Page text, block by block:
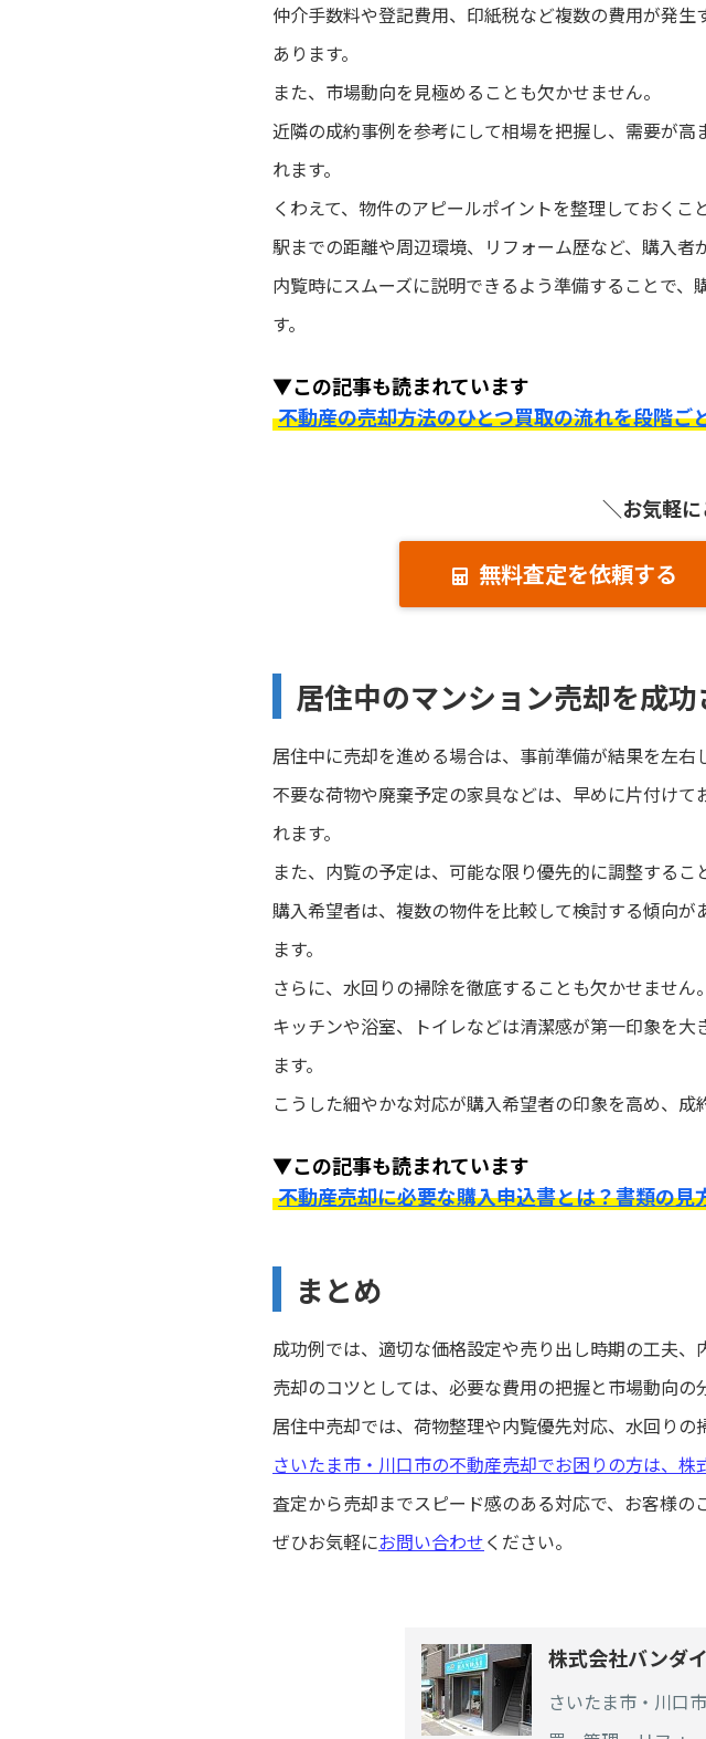
仲介手数料や登記費用、印紙税など複数の費用が発
あります。
また、市場動向を見極めることも欠かせません。
近隣の成約事例を参考にして相場を把握し、需要が
れます。
くわえて、物件のアピールポイントを整理しておくこ
駅までの距離や周辺環境、リフォーム歴など、購入者
内覧時にスムーズに説明できるよう準備することで
す。
▼この記事も読まれています
不動産の売却方法のひとつ買取の流れを段階ご
＼お気軽
無料査定を依頼する
居住中のマンション売却を成
居住中に売却を進める場合は、事前準備が結果を左右
不要な荷物や廃棄予定の家具などは、早めに片付け
れます。
また、内覧の予定は、可能な限り優先的に調整するこ
購入希望者は、複数の物件を比較して検討する傾向
ます。
さらに、水回りの掃除を徹底することも欠かせません。
キッチンや浴室、トイレなどは清潔感が第一印象を
ます。
こうした細やかな対応が購入希望者の印象を高め、成
▼この記事も読まれています
不動産売却に必要な購入申込書とは？書類の見
まとめ
成功例では、適切な価格設定や売り出し時期の工夫、
売却のコツとしては、必要な費用の把握と市場動向の
居住中売却では、荷物整理や内覧優先対応、水回りの
さいたま市・川口市の不動産売却でお困りの方は、株
査定から売却までスピード感のある対応で、お客様の
ぜひお気軽にお問い合わせください。
株式会社バンダイ
さいたま市・川口